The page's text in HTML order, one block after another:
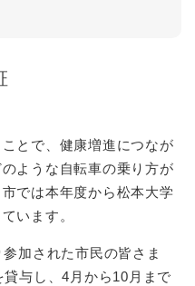
とで、健康増進につなが
ような自転車の乗り方が
では本年度から松本大学
います。
加された市民の皆さま
与し、4月から10月まで